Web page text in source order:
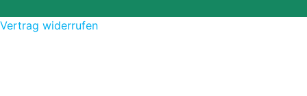
Vertrag widerrufen